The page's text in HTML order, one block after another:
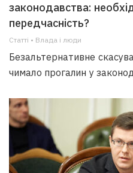
законодавства:
передчасність?
Статті • Влада i люди
Безальтернативне
чимало прогалин у